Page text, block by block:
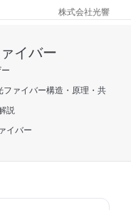
株式会社光響
イバー
ァイバー構造・原理・共
説
イバー